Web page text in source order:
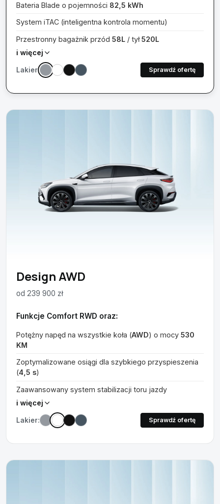
Bateria Blade o pojemności 82,5 kWh
System iTAC (inteligentna kontrola momentu)
Przestronny bagażnik przód 58L / tył520L
i więcej
Lakier: Sprawdź ofertę
Design AWD
od 239 900 zł
Funkcje Comfort RWD oraz:
Potężny napęd na wszystkie koła (AWD) o mocy 530
KM
Zoptymalizowane osiągi dla szybkiego przyspieszenia
(4,5 s)
Zaawansowany system stabilizacji toru jazdy
i więcej
Lakier: Sprawdź ofertę